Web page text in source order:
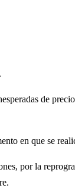
de
en que se
por la